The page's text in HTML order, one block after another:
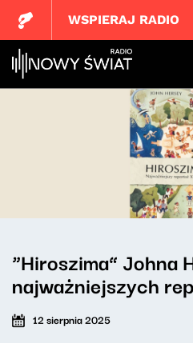
WSPIERAJ RADIO
“Hiroszima” Johna
najważniejszych
12 sierpnia 2025